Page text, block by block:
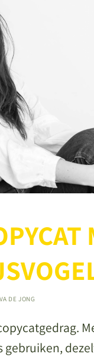
DE JONG
gebruiken,